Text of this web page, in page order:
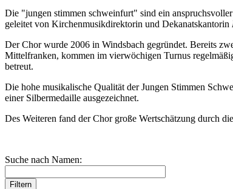
Die "jungen stimmen schweinfurt" sind ein
geleitet von Kirchenmusikdirektorin und Dekanatskantorin
Der Chor wurde 2006 in Windsbach gegründet. Bereits
Mittelfranken, kommen im vierwöchigen Turnus
betreut.
Die hohe musikalische Qualität der Jungen Stimmen
einer Silbermedaille ausgezeichnet.
Des Weiteren fand der Chor große Wertschätzung durch
Suche nach Namen: